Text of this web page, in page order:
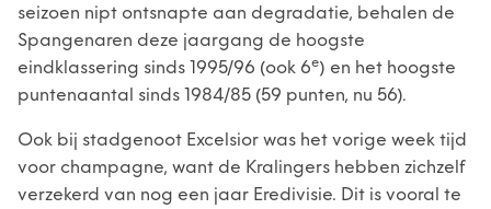
seizoen nipt ontsnapte aan degradatie, behalen de
Spangenaren deze jaargang de hoogste
eindklassering sinds 1995/96 (ook 6e) en het hoogste
puntenaantal sinds 1984/85 (59 punten, nu 56).
Ook bij stadgenoot Excelsior was het vorige week tijd
voor champagne, want de Kralingers hebben zichzelf
verzekerd van nog een jaar Eredivisie. Dit is vooral te